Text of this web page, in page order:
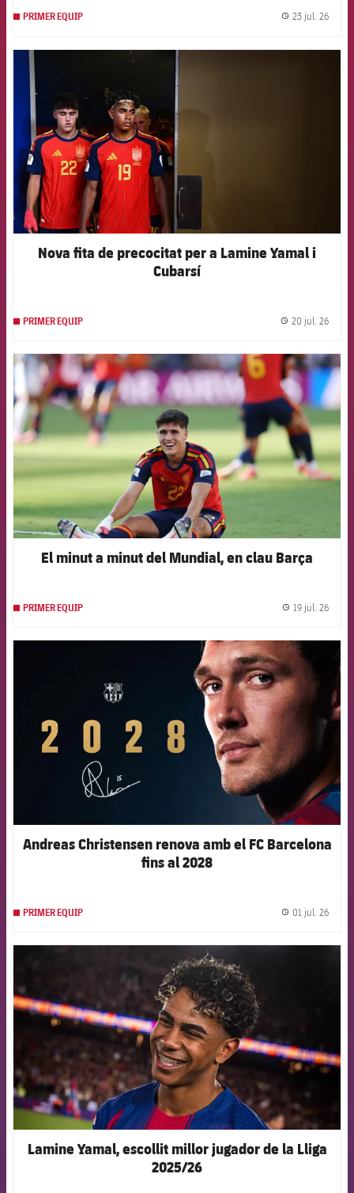
PRIMER EQUIP 23 jul. 26
FCB Barcelona badge
Nova fita de precocitat per a Lamine Yamal i
Cubarsí
PRIMER EQUIP 20 jul. 26
FCB Barcelona badge
El minut a minut del Mundial, en clau Barça
PRIMER EQUIP 19 jul. 26
FCB Barcelona badge
Andreas Christensen renova amb el FC Barcelona
fins al 2028
PRIMER EQUIP 01 jul. 26
FCB Barcelona badge
Lamine Yamal, escollit millor jugador de la Lliga
2025/26